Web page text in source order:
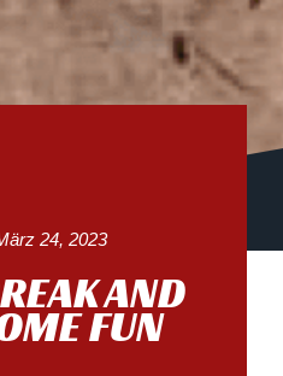
24, 2023
AND
FUN